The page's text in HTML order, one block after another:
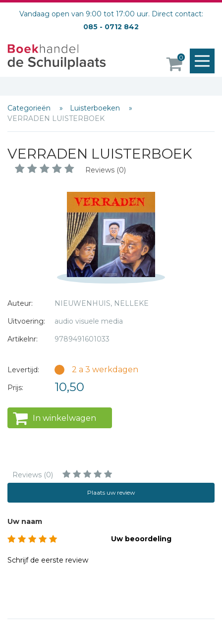
Vandaag open van 9:00 tot 17:00 uur. Direct contact:
085 - 0712 842
0
Categorieën
Luisterboeken
VERRADEN LUISTERBOEK
VERRADEN LUISTERBOEK
Reviews (0)
Auteur:
NIEUWENHUIS, NELLEKE
Uitvoering:
audio visuele media
Artikelnr:
9789491601033
Levertijd: 2 a 3 werkdagen
Prijs: 10,50
In winkelwagen
Reviews (0)
Plaats uw review
Sterren
E-mail *
Titel *
Uw naam
Uw beoordeling
Schrijf de eerste review